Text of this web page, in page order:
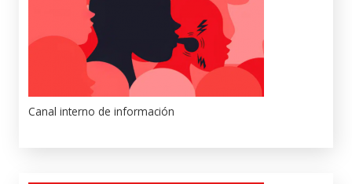
Canal interno de información